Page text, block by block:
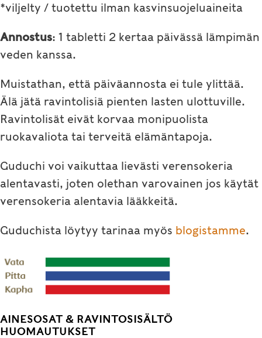
*viljelty / tuotettu ilman kasvinsuojeluaineita
Annostus: 1 tabletti 2 kertaa päivässä lämpimän
veden kanssa.
Muistathan, että päiväannosta ei tule ylittää.
Älä jätä ravintolisiä pienten lasten ulottuville.
Ravintolisät eivät korvaa monipuolista
ruokavaliota tai terveitä elämäntapoja.
Guduchi voi vaikuttaa lievästi verensokeria
alentavasti, joten olethan varovainen jos käytät
verensokeria alentavia lääkkeitä.
Guduchista löytyy tarinaa myös blogistamme.
AINESOSAT & RAVINTOSISÄLTÖ
HUOMAUTUKSET